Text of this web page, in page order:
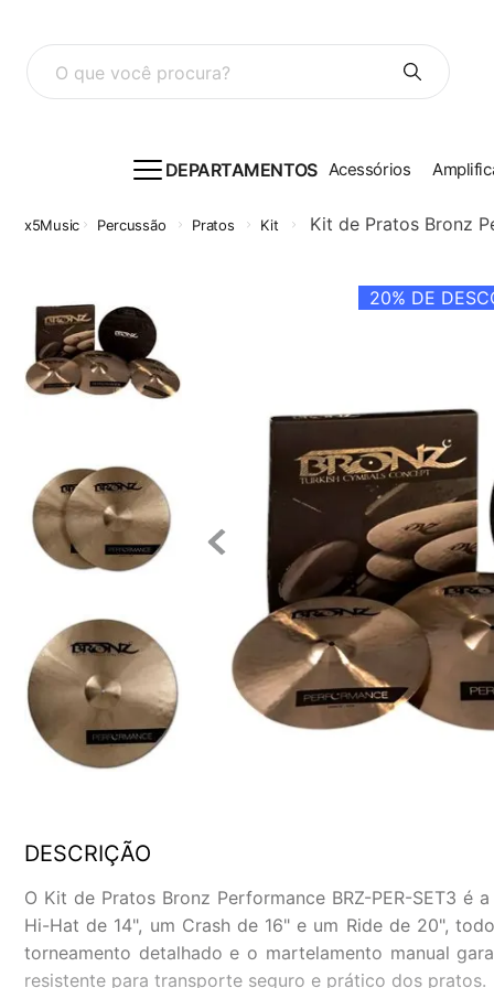
O que você procura?
DEPARTAMENTOS Acessórios
Percussão Pratos Kit Kit de Pratos Bronz
20% DE
DESCRIÇÃO
O Kit de Pratos Bronz Performance BRZ-PER-SET3
Hi-Hat de 14", um Crash de 16" e um Ride de 20",
torneamento detalhado e o martelamento manual
resistente para transporte seguro e prático dos pratos.